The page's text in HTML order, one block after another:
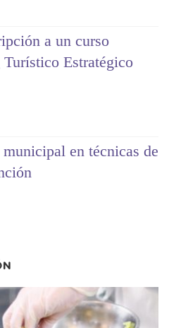
a un curso
Estratégico
en técnicas de